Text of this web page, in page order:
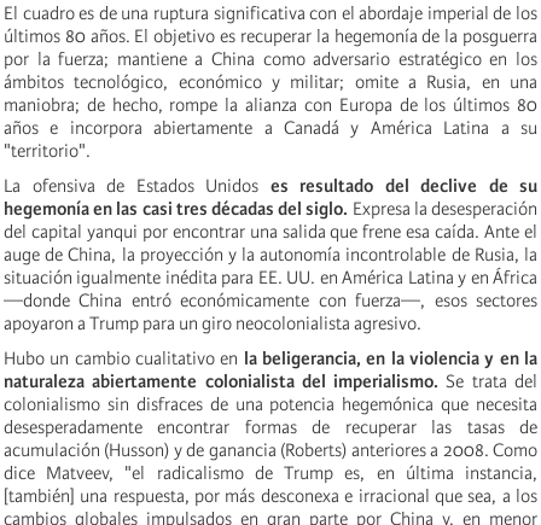
El cuadro es de una ruptura significativa con el abordaje imperial de los
últimos 80 años. El objetivo es recuperar la hegemonía de la posguerra
por la fuerza; mantiene a China como adversario estratégico en los
ámbitos tecnológico, económico y militar; omite a Rusia, en una
maniobra; de hecho, rompe la alianza con Europa de los últimos 80
años e incorpora abiertamente a Canadá y América Latina a su
"territorio".
La ofensiva de Estados Unidos es resultado del declive de su
hegemonía en las casi tres décadas del siglo. Expresa la desesperación
del capital yanqui por encontrar una salida que frene esa caída. Ante el
auge de China, la proyección y la autonomía incontrolable de Rusia, la
situación igualmente inédita para EE. UU. en América Latina y en África
—donde China entró económicamente con fuerza—, esos sectores
apoyaron a Trump para un giro neocolonialista agresivo.
Hubo un cambio cualitativo en la beligerancia, en la violencia y en la
naturaleza abiertamente colonialista del imperialismo. Se trata del
colonialismo sin disfraces de una potencia hegemónica que necesita
desesperadamente encontrar formas de recuperar las tasas de
acumulación (Husson) y de ganancia (Roberts) anteriores a 2008. Como
dice Matveev, "el radicalismo de Trump es, en última instancia,
[también] una respuesta, por más desconexa e irracional que sea, a los
cambios globales impulsados en gran parte por China y, en menor